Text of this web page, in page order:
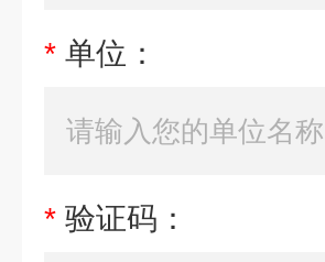
* 单位：
* 验证码：